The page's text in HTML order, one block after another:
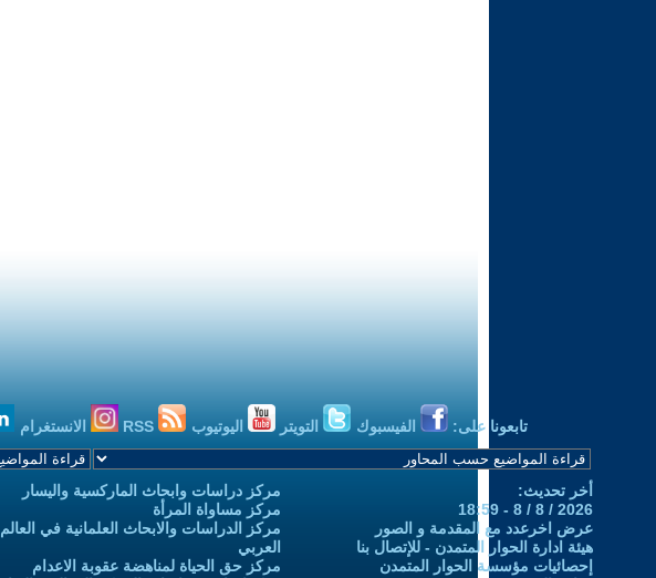
تابعونا على: الفيسبوك التويتر اليوتيوب الانستغرام
أخر تحديث:
2026 / 8 / 8 - 18:59
عرض اخرعدد مع المقدمة و الصور
هيئة ادارة الحوار المتمدن - للإتصال بنا
إحصائيات مؤسسة الحوار المتمدن
مركز دراسات وابحاث الماركسية واليسار
مركز مساواة المرأة
مركز الدراسات والابحاث العلمانية في العالم
العربي
مركز حق الحياة لمناهضة عقوبة الاعدام